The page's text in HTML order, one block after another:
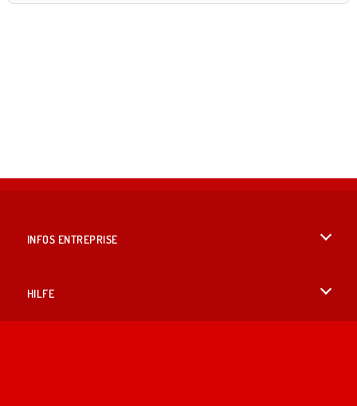
INFOS ENTREPRISE
HILFE